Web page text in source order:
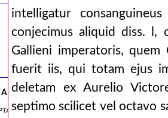
anonymo scripta.
intelligatur
conjecimus aliquid diss. l,
Gallieni imperatoris,
fuerit iis, qui totam ejus
deletam ex Aurelio
septimo scilicet vel octavo